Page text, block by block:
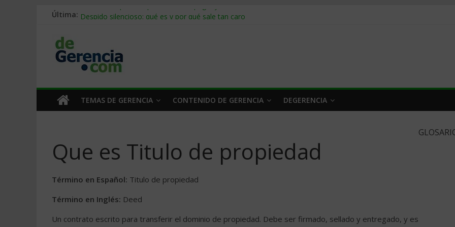
Última: Stablecoins para empresas: cómo pagar y cobrar en 2026
Trabajo forzoso en la cadena de suministro: qué hacer
Mercado hispano de EE. UU.: cómo segmentarlo y venderle
TEMAS DE GERENCIA CONTENIDO DE GERENCIA DEGERENCIA
Que es Titulo de propiedad
Término en Español: Titulo de propiedad
Término en Inglés: Deed
Un contrato escrito para transferir el dominio de propiedad. Debe ser firmado, sellado y entregado, y es